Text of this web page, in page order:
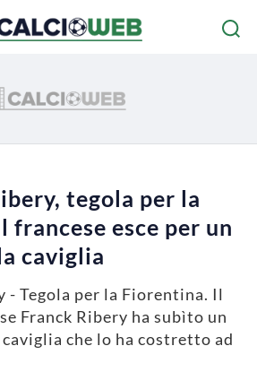
tegola per la
esce per un
caviglia
Tegola per la Fiorentina. Il
Franck Ribery ha subìto un
che lo ha costretto ad